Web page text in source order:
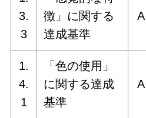
3.
3
徴」に関する
達成基準
A
1.
4.
1
「色の使用」
に関する達成
基準
A